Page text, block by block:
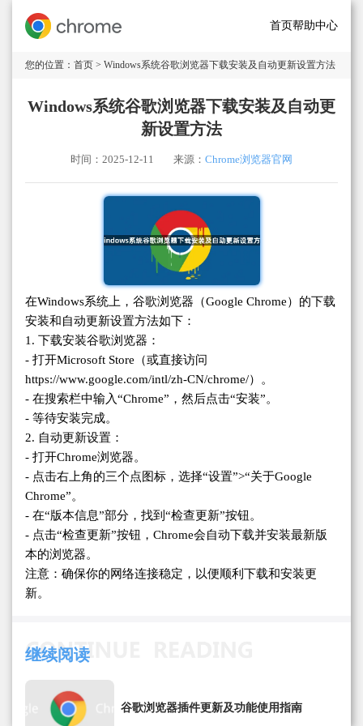
首页帮助中心
您的位置： 首页 > Windows系统谷歌浏览器下载安装及自动更新设置方法
Windows系统谷歌浏览器下载安装及自动更
新设置方法
时间：2025-12-11 来源： Chrome浏览器官网
在Windows系统上，谷歌浏览器（Google Chrome）的下载
安装和自动更新设置方法如下：
1. 下载安装谷歌浏览器：
- 打开Microsoft Store（或直接访问
https://www.google.com/intl/zh-CN/chrome/）。
- 在搜索栏中输入“Chrome”，然后点击“安装”。
- 等待安装完成。
2. 自动更新设置：
- 打开Chrome浏览器。
- 点击右上角的三个点图标，选择“设置”>“关于Google
Chrome”。
- 在“版本信息”部分，找到“检查更新”按钮。
- 点击“检查更新”按钮，Chrome会自动下载并安装最新版
本的浏览器。
注意：确保你的网络连接稳定，以便顺利下载和安装更
新。
继续阅读
谷歌浏览器插件更新及功能使用指南